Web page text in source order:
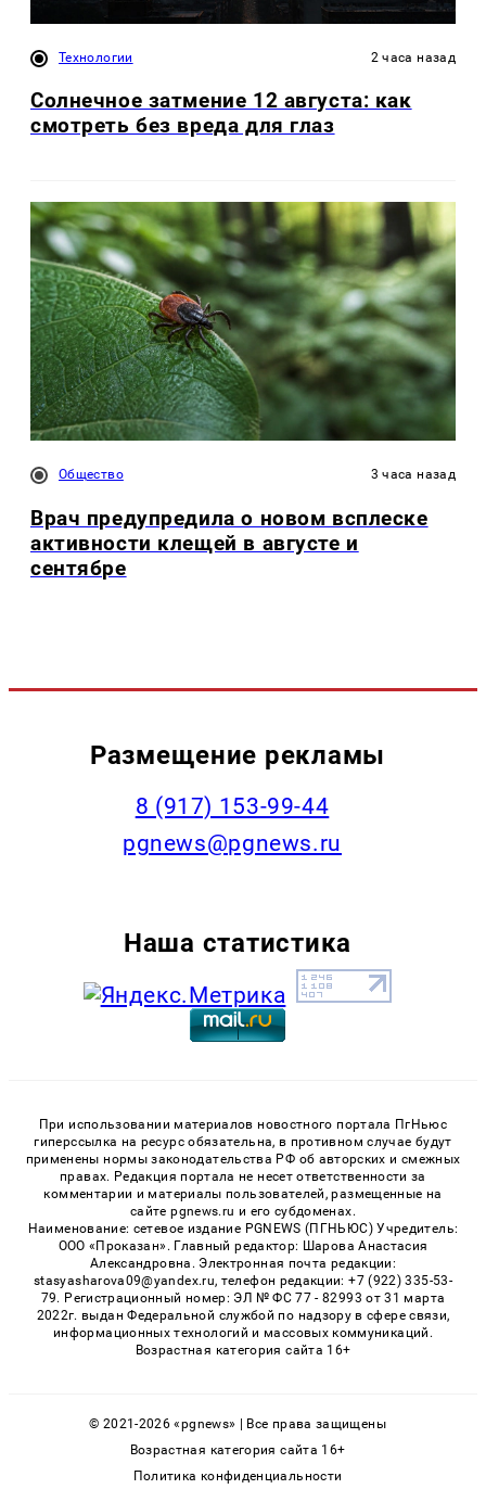
Технологии 2 часа назад
Солнечное затмение 12 августа: как
смотреть без вреда для глаз
Общество 3 часа назад
Врач предупредила о новом всплеске
активности клещей в августе и
сентябре
Размещение рекламы
‭8 (917) 153-99-44
pgnews@pgnews.ru
Наша статистика
При использовании материалов новостного портала ПгНьюс
гиперссылка на ресурс обязательна, в противном случае будут
применены нормы законодательства РФ об авторских и смежных
правах. Редакция портала не несет ответственности за
комментарии и материалы пользователей, размещенные на
сайте pgnews.ru и его субдоменах.
Наименование: сетевое издание PGNEWS (ПГНЬЮС) Учредитель:
ООО «Проказан». Главный редактор: Шарова Анастасия
Александровна. Электронная почта редакции:
stasyasharova09@yandex.ru, телефон редакции: +7 (922) 335-53-
79. Регистрационный номер: ЭЛ № ФС 77 - 82993 от 31 марта
2022г. выдан Федеральной службой по надзору в сфере связи,
информационных технологий и массовых коммуникаций.
Возрастная категория сайта 16+
© 2021-2026 «pgnews» | Все права защищены
Возрастная категория сайта 16+
Политика конфиденциальности